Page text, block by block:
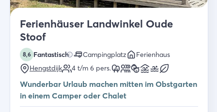
Ferienhäuser Landwinkel Oude
Stoof
8,6 Fantastisch Campingplatz
Ferienhaus
Hengstdijk
4 t/m 6 pers.
Wunderbar Urlaub machen mitten im Obstgarten
in einem Camper oder Chalet